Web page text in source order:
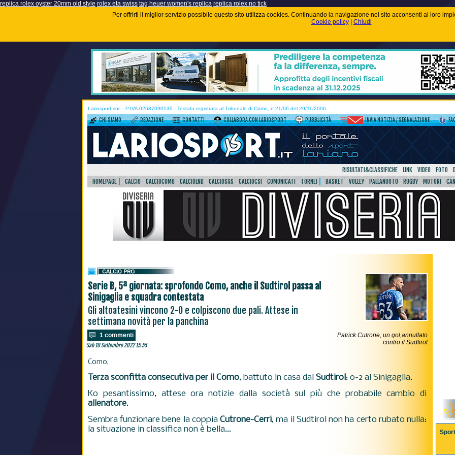
replica rolex oyster 20mm old style rolex eta swiss tag heuer women's replica replica rolex no tick
Per offrirti il miglior servizio possibile questo sito utilizza cookies. Continuando la navigazione nel sito acconsenti al loro
Cookie policy| Chiudi
Lariosport snc - P.IVA 02687090130 - Testata registrata al Tribunale di Como, n.21/06 del 29/11/2006
CHI SIAMO REDAZIONE CONTATTI COLLABORA CON LARIOSPORT PUBBLICITÀ INVIA NOTIZIA / SEGNALAZIONE
RISULTATI&CLASSIFICHE LINK VIDEO FOTO
HOMEPAGE
CALCIO CALCIOCOMO CALCIOLND CALCIOSGS CALCIOCSI COMUNICATI TORNEI BASKET VOLLEY PALLANUOTO RUGBY MOTORI
Serie B, 5ª giornata: sprofondo Como, anche il Sudtirol passa al
Sinigaglia e squadra contestata
Gli altoatesini vincono 2-0 e colpiscono due pali. Attese in
settimana novità per la panchina
1 commenti
Sab 10 Settembre 2022 15.55
Patrick Cutrone, un gol,annullato
contro il Sudtirol
Como,
Terza sconfitta consecutiva per il Como, battuto in casa dal Sudtirol: 0-2 al Sinigaglia.
Ko pesantissimo, attese ora notizie dalla società sul più che probabile cambio di
allenatore.
Sembra funzionare bene la coppiaCutrone-Cerri, ma il Sudtirol non ha certo rubato nulla:
la situazione in classifica non è bella...
Sport